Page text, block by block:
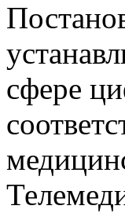
сфере